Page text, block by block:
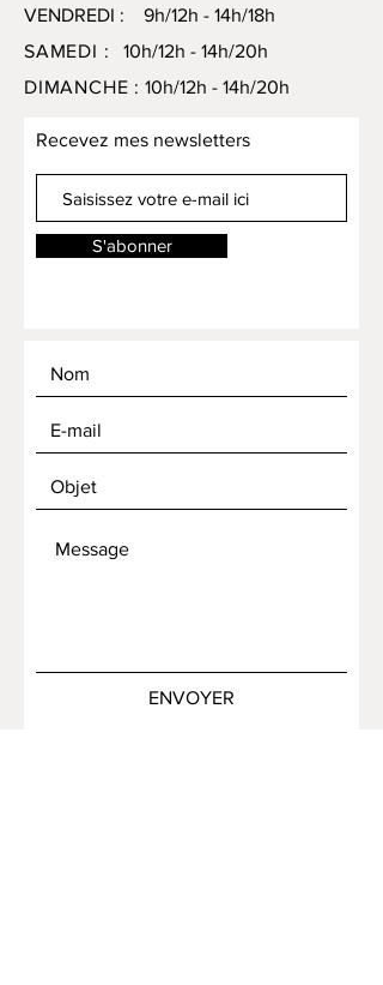
VENDREDI : 9h/12h - 14h/18h
SAMEDI : 10h/12h - 14h/20h
DIMANCHE : 10h/12h - 14h/20h
Recevez mes newsletters
S'abonner
ENVOYER